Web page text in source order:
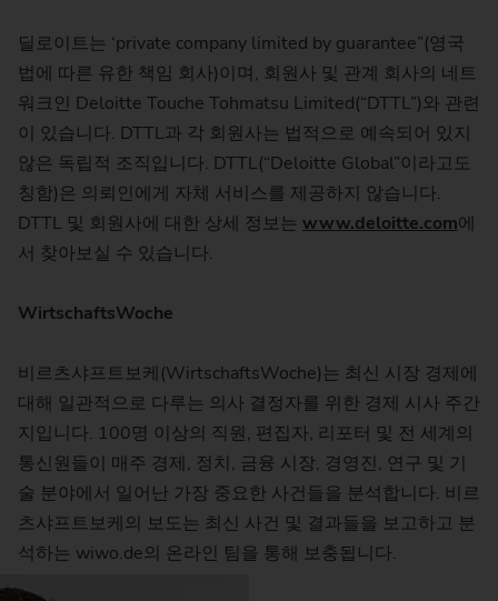
딜로이트는 ‘private company limited by guarantee”(영국
법에 따른 유한 책임 회사)이며, 회원사 및 관계 회사의 네트
워크인 Deloitte Touche Tohmatsu Limited(“DTTL”)와 관련
이 있습니다. DTTL과 각 회원사는 법적으로 예속되어 있지
않은 독립적 조직입니다. DTTL(“Deloitte Global”이라고도
칭함)은 의뢰인에게 자체 서비스를 제공하지 않습니다.
DTTL 및 회원사에 대한 상세 정보는 www.deloitte.com에
서 찾아보실 수 있습니다.
WirtschaftsWoche
비르츠샤프트보케(WirtschaftsWoche)는 최신 시장 경제에
대해 일관적으로 다루는 의사 결정자를 위한 경제 시사 주간
지입니다. 100명 이상의 직원, 편집자, 리포터 및 전 세계의
통신원들이 매주 경제, 정치, 금융 시장, 경영진, 연구 및 기
술 분야에서 일어난 가장 중요한 사건들을 분석합니다. 비르
츠샤프트보케의 보도는 최신 사건 및 결과들을 보고하고 분
석하는 wiwo.de의 온라인 팀을 통해 보충됩니다.
https://www.wiwo.de